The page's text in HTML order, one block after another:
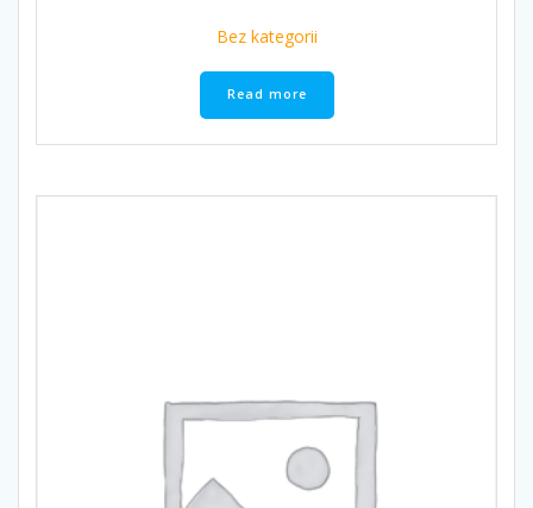
Bez kategorii
Read more